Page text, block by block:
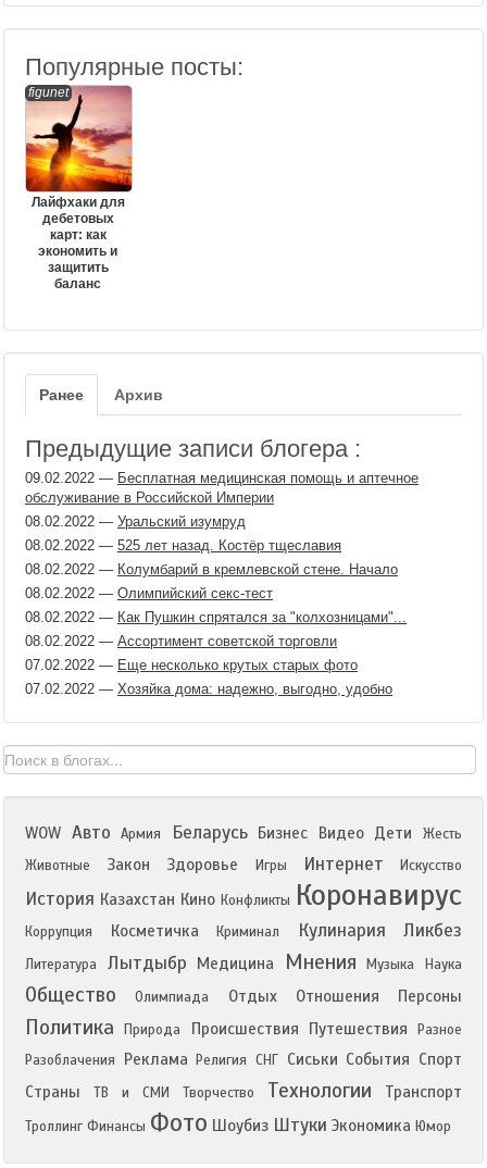
Популярные посты:
figunet
Лайфхаки для
дебетовых
карт: как
экономить и
защитить
баланс
Ранее Архив
Предыдущие записи блогера :
09.02.2022 — Бесплатная медицинская помощь и аптечное
обслуживание в Российской Империи
08.02.2022 — Уральский изумруд
08.02.2022 — 525 лет назад. Костёр тщеславия
08.02.2022 — Колумбарий в кремлевской стене. Начало
08.02.2022 — Олимпийский секс-тест
08.02.2022 — Как Пушкин спрятался за "колхозницами"...
08.02.2022 — Ассортимент советской торговли
07.02.2022 — Еще несколько крутых старых фото
07.02.2022 — Хозяйка дома: надежно, выгодно, удобно
WOW Авто Армия Беларусь Бизнес Видео Дети
Жесть
Животные
Закон Здоровье Игры Интернет Искусство
История Казахстан Кино Конфликты Коронавирус
Коррупция Косметичка Криминал Кулинария Ликбез
Литература Лытдыбр Медицина Мнения Музыка Наука
Общество Олимпиада Отдых Отношения Персоны
Политика Природа Происшествия Путешествия
Разное
Разоблачения
Реклама Религия СНГ Сиськи События Спорт
Страны
ТВ и СМИ Творчество Технологии Транспорт
Троллинг Финансы Фото Шоубиз Штуки Экономика Юмор